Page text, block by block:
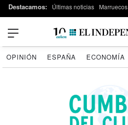
Destacamos: Últimas noticias Marruecos
OPINIÓN ESPAÑA ECONOMÍA